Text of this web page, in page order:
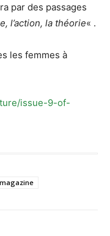
par des passages
l’action, la théorie« .
les femmes à
issue-9-of-
magazine